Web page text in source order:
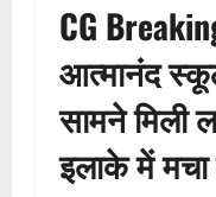
CG
आत्मानंद
सामने मिली
इलाके में